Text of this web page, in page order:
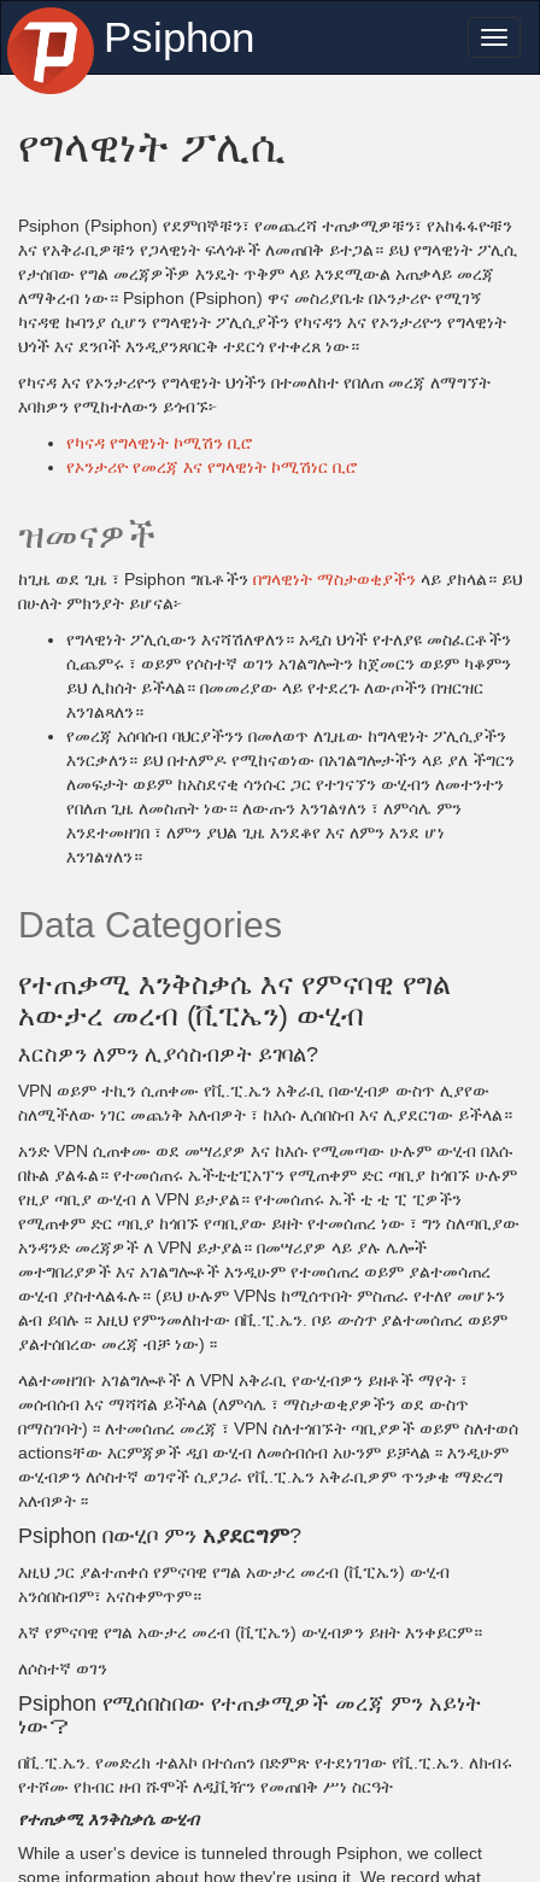
Psiphon
የግላዊነት ፖሊሲ
Psiphon (Psiphon) የደምበኞቹን፣ የመጨረሻ ተጠቃሚዎቹን፣ የአከፋፋዮቹን
እና የአቅራቢዎቹን የጋላዊነት ፍላጎቶች ለመጠበቅ ይተጋል። ይህ የግላዊነት ፖሊሲ
የታሰበው የግል መረጃዎችዎ እንዴት ጥቅም ላይ እንደሚውል አጠቃላይ መረጃ
ለማቅረብ ነው። Psiphon (Psiphon) ዋና መስሪያቤቱ በኦንታሪዮ የሚገኝ
ካናዳዊ ኩባንያ ሲሆን የግላዊነት ፖሊሲያችን የካናዳን እና የኦንታሪዮን የግላዊነት
ህጎች እና ደንቦች እንዲያንጸባርቅ ተደርጎ የተቀረጸ ነው።
የካናዳ እና የኦንታሪዮን የግላዊነት ህጎችን በተመለከተ የበለጠ መረጃ ለማግኘት
እባክዎን የሚከተለውን ይጎብኙ፦
የካናዳ የግላዊነት ኮሚሽን ቢሮ
የኦንታሪዮ የመረጃ እና የግላዊነት ኮሚሽነር ቢሮ
ዝመናዎች
ከጊዜ ወደ ጊዜ ፣ Psiphon ግቤቶችን በግላዊነት ማስታወቂያችን ላይ ያክላል። ይህ
በሁለት ምክንያት ይሆናል፦
የግላዊነት ፖሊሲውን እናሻሽለዋለን። አዲስ ህጎች የተለያዩ መስፈርቶችን
ሲጨምሩ ፣ ወይም የሶስተኛ ወገን አገልግሎትን ከጀመርን ወይም ካቆምን
ይህ ሊከሰት ይችላል። በመመሪያው ላይ የተደረጉ ለውጦችን በዝርዝር
እንገልጻለን።
የመረጃ አሰባሰብ ባህርያችንን በመለወጥ ለጊዜው ከግላዊነት ፖሊሲያችን
እንርቃለን። ይህ በተለምዶ የሚከናወነው በአገልግሎታችን ላይ ያለ ችግርን
ለመፍታት ወይም ከአስደናቂ ሳንሱር ጋር የተገናኘን ውሂብን ለመተንተን
የበለጠ ጊዜ ለመስጠት ነው። ለውጡን እንገልፃለን ፣ ለምሳሌ ምን
እንደተመዘገበ ፣ ለምን ያህል ጊዜ እንደቆየ እና ለምን እንደ ሆነ
እንገልፃለን።
Data Categories
የተጠቃሚ እንቅስቃሴ እና የምናባዊ የግል
አውታረ መረብ (ቪፒኤን) ውሂብ
እርስዎን ለምን ሊያሳስብዎት ይገባል?
VPN ወይም ተኪን ሲጠቀሙ የቪ.ፒ.ኤን አቅራቢ በውሂብዎ ውስጥ ሊያየው
ስለሚችለው ነገር መጨነቅ አለብዎት ፣ ከእሱ ሊሰበስብ እና ሊያደርገው ይችላል።
አንድ VPN ሲጠቀሙ ወደ መሣሪያዎ እና ከእሱ የሚመጣው ሁሉም ውሂብ በእሱ
በኩል ያልፋል። የተመሰጠሩ ኤችቲቲፒአፕን የሚጠቀም ድር ጣቢያ ከጎበኙ ሁሉም
የዚያ ጣቢያ ውሂብ ለ VPN ይታያል። የተመሰጠሩ ኤች ቲ ቲ ፒ ፒዎችን
የሚጠቀም ድር ጣቢያ ከጎበኙ የጣቢያው ይዘት የተመሰጠረ ነው ፣ ግን ስለጣቢያው
አንዳንድ መረጃዎች ለ VPN ይታያል። በመሣሪያዎ ላይ ያሉ ሌሎች
መተግበሪያዎች እና አገልግሎቶች እንዲሁም የተመሰጠረ ወይም ያልተመሳጠረ
ውሂብ ያስተላልፋሉ። (ይህ ሁሉም VPNs ከሚሰጥበት ምስጠራ የተለየ መሆኑን
ልብ ይበሉ ፡፡ እዚህ የምንመለከተው በቪ.ፒ.ኤን. ቦይ ውስጥ ያልተመሰጠረ ወይም
ያልተሰበረው መረጃ ብቻ ነው) ፡፡
ላልተመዘገቡ አገልግሎቶች ለ VPN አቅራቢ የውሂብዎን ይዘቶች ማየት ፣
መሰብሰብ እና ማሻሻል ይችላል (ለምሳሌ ፣ ማስታወቂያዎችን ወደ ውስጥ
በማስገባት) ፡፡ ለተመሰጠረ መረጃ ፣ VPN ስለተጎበኙት ጣቢያዎች ወይም ስለተወሰ
actionsቸው እርምጃዎች ዲበ ውሂብ ለመሰብሰብ አሁንም ይቻላል ፡፡ እንዲሁም
ውሂብዎን ለሶስተኛ ወገኖች ሲያጋራ የቪ.ፒ.ኤን አቅራቢዎም ጥንቃቄ ማድረግ
አለብዎት ፡፡
Psiphon በውሂቦ ምን አያደርግም?
እዚህ ጋር ያልተጠቀሰ የምናባዊ የግል አውታረ መረብ (ቪፒኤን) ውሂብ
አንሰበስብም፣ አናስቀምጥም።
እኛ የምናባዊ የግል አውታረ መረብ (ቪፒኤን) ውሂብዎን ይዘት እንቀይርም።
ለሶስተኛ ወገን
Psiphon የሚሰበስበው የተጠቃሚዎች መረጃ ምን አይነት
ነው？
በቪ.ፒ.ኤን. የመድረክ ተልእኮ በተሰጠን በድምጽ የተደነገገው የቪ.ፒ.ኤን. ለክብሩ
የተሾሙ የክብር ዘብ ሹሞች ለዲቪዥን የመጠበቅ ሥነ ስርዓት
የተጠቃሚ እንቅስቃሴ ውሂብ
While a user's device is tunneled through Psiphon, we collect
some information about how they're using it. We record what